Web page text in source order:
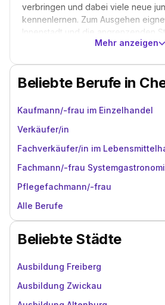
verbringen und dabei viele neue
kennenlernen. Zum Ausgehen
Innenstadt und die angrenzenden
die meisten Kneipen, Bars und
dem größten Hip-Hop und Reggae-
Mehr anzeigen
Beliebte Berufe in
Kaufmann/-frau im Einzelhandel
Verkäufer/in
Fachverkäufer/in im
Fachmann/-frau
Pflegefachmann/-frau
Alle Berufe
Beliebte Städte
Ausbildung Freiberg
Ausbildung Zwickau